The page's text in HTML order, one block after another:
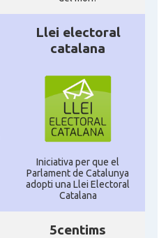
Llei electoral
catalana
Iniciativa per que el
Parlament de Catalunya
adopti una Llei Electoral
Catalana
5centims